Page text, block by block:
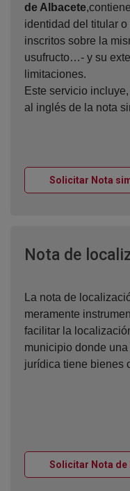
de Albacete
identidad del titular
inscritos sobre la
usufructo…- y su
limitaciones.
Este servicio
al inglés de la nota
Solicitar Nota
Nota de
La nota de
meramente
facilitar la
municipio donde
jurídica tiene bienes
Solicitar Nota